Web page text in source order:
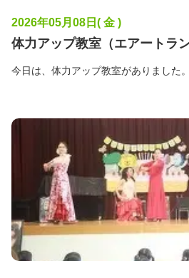
2026年05月08日( 金 )
体力アップ教室（エアートラン
今日は、体力アップ教室がありました